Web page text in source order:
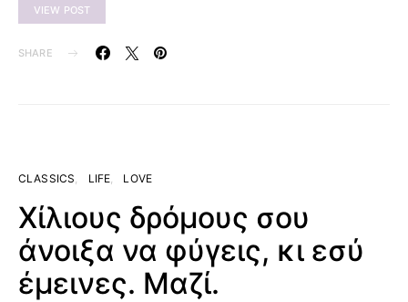
VIEW POST
SHARE
CLASSICS LIFE LOVE
Χίλιους δρόμους σου
άνοιξα να φύγεις, κι εσύ
έμεινες. Μαζί.